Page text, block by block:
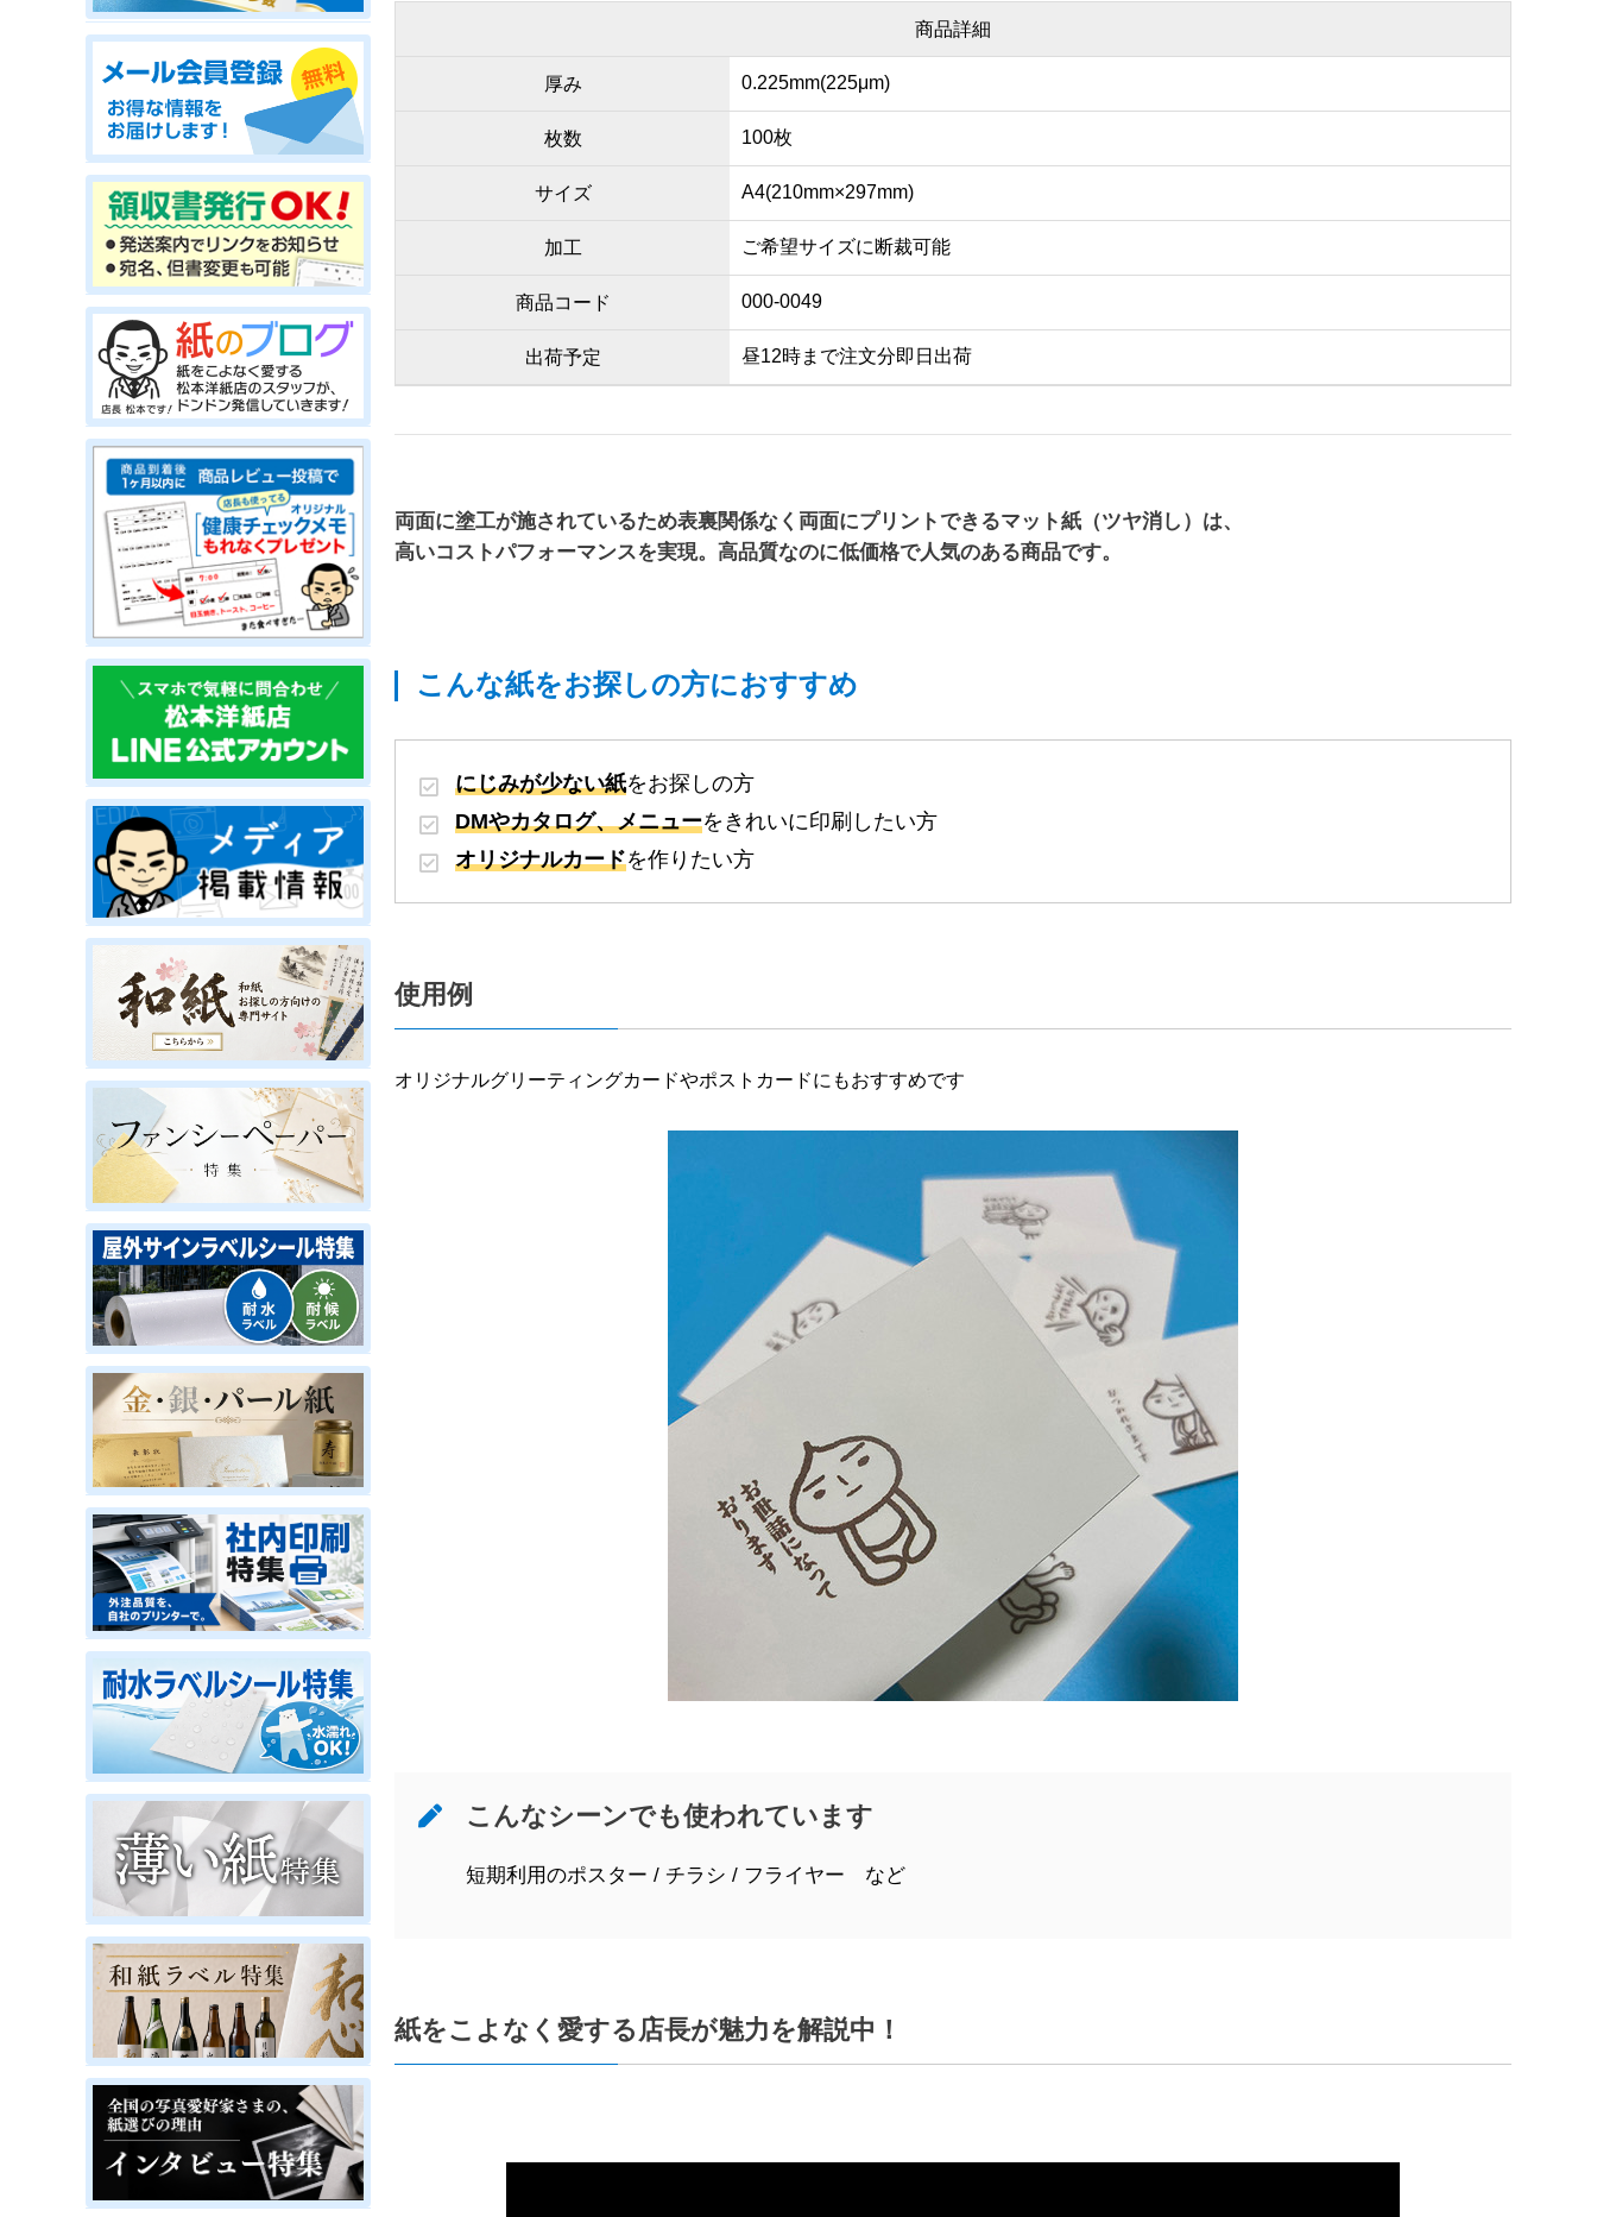
商品詳細
厚み 0.225mm(225μm)
枚数 100枚
サイズ A4(210mm×297mm)
加工 ご希望サイズに断裁可能
商品コード 000-0049
出荷予定 昼12時まで注文分即日出荷
両面に塗工が施されているため表裏関係なく両面にプリントできるマット紙（ツヤ消し）は、
高いコストパフォーマンスを実現。高品質なのに低価格で人気のある商品です。
こんな紙をお探しの方におすすめ
にじみが少ない紙をお探しの方
DMやカタログ、メニューをきれいに印刷したい方
オリジナルカードを作りたい方
使用例
オリジナルグリーティングカードやポストカードにもおすすめです
こんなシーンでも使われています
短期利用のポスター / チラシ / フライヤー など
紙をこよなく愛する店長が魅力を解説中！